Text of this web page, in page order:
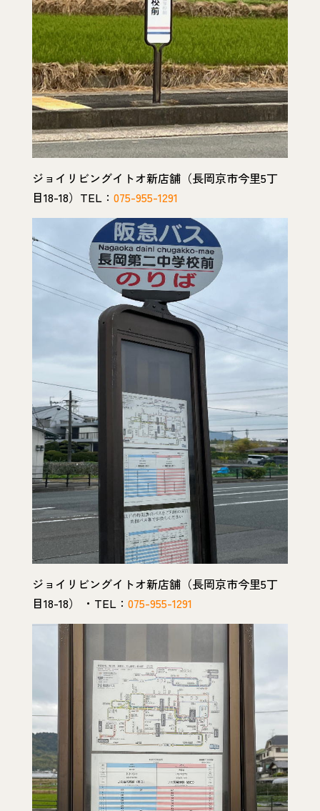
ジョイリビングイトオ新店舗（長岡京市今里5丁
目18-18）TEL： 075-955-1291
ジョイリビングイトオ新店舗（長岡京市今里5丁
目18-18） ・TEL： 075-955-1291